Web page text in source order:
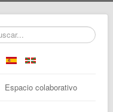
Espacio colaborativo